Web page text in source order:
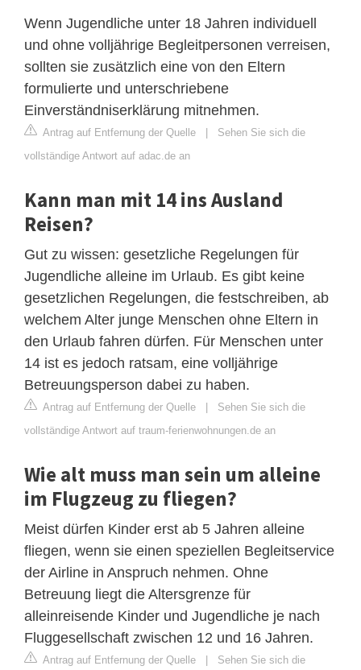
Wenn Jugendliche unter 18 Jahren individuell
und ohne volljährige Begleitpersonen verreisen,
sollten sie zusätzlich eine von den Eltern
formulierte und unterschriebene
Einverständniserklärung mitnehmen.
Antrag auf Entfernung der Quelle | Sehen Sie sich die
vollständige Antwort auf adac.de an
Kann man mit 14 ins Ausland
Reisen?
Gut zu wissen: gesetzliche Regelungen für
Jugendliche alleine im Urlaub. Es gibt keine
gesetzlichen Regelungen, die festschreiben, ab
welchem Alter junge Menschen ohne Eltern in
den Urlaub fahren dürfen. Für Menschen unter
14 ist es jedoch ratsam, eine volljährige
Betreuungsperson dabei zu haben.
Antrag auf Entfernung der Quelle | Sehen Sie sich die
vollständige Antwort auf traum-ferienwohnungen.de an
Wie alt muss man sein um alleine
im Flugzeug zu fliegen?
Meist dürfen Kinder erst ab 5 Jahren alleine
fliegen, wenn sie einen speziellen Begleitservice
der Airline in Anspruch nehmen. Ohne
Betreuung liegt die Altersgrenze für
alleinreisende Kinder und Jugendliche je nach
Fluggesellschaft zwischen 12 und 16 Jahren.
Antrag auf Entfernung der Quelle | Sehen Sie sich die